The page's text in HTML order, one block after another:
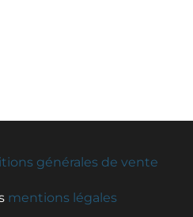
générales de vente
mentions légales